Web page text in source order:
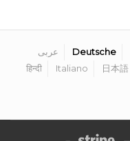
عربى Deutsche
हिन्दी
Italiano 日本語